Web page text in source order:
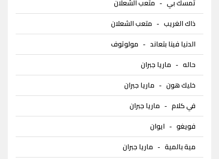
تمسك بي - متعب الشعلان
ذاك الغريب - متعب الشعلان
الدنيا فينا بتعاند - مولوتوف
حاله - ماريا جبران
خليك هون - ماريا جبران
في كلام - ماريا جبران
فويغو - ايوان
مية بالمية - ماريا جبران